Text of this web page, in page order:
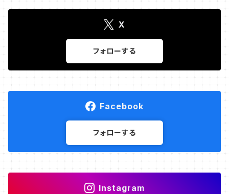
X
フォローする
Facebook
フォローする
Instagram